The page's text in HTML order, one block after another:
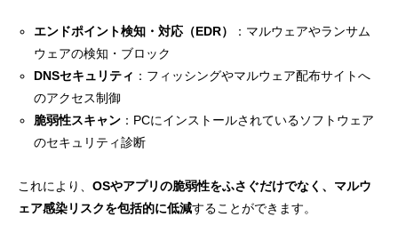
エンドポイント検知・対応（EDR）
：マルウェアやランサム
ウェアの検知・ブロック
DNSセキュリティ ：フィッシングやマルウェア配布サイトへ
のアクセス制御
脆弱性スキャン ：PCにインストールされているソフトウェア
のセキュリティ診断
これにより、 OSやアプリの脆弱性をふさぐだけでなく、マルウ
ェア感染リスクを包括的に低減することができます。